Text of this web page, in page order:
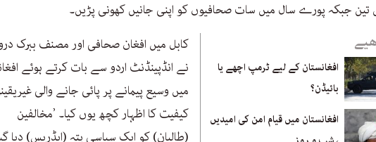
تین جبکہ پورے سال میں سات صحافیوں کو اپنی جانیں کھونی پڑیں۔
افغانستان کے لیے ٹرمپ اچھے یا
بائیڈن؟
افغانستان میں قیام امن کی امیدیں
کابل میں افغان صحافی اور مصنف ببرک
نے انڈپینڈنٹ اردو سے بات کرتے ہوئے
میں وسیع پیمانے پر پائی جانے والی
کیفیت کا اظہار کچھ یوں کیا۔ ’مخالفین
(طالبان) کو ایک سیاسی پتہ (ایڈریس) دیا